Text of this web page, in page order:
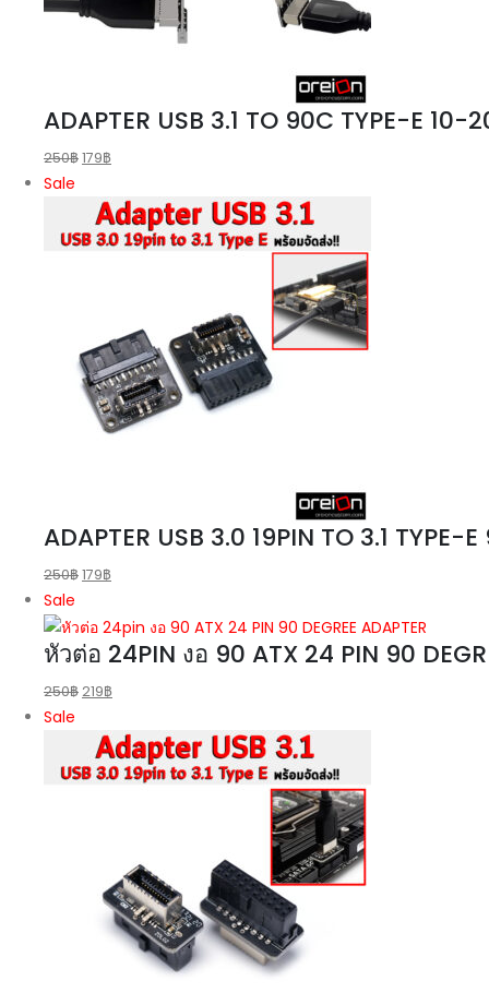
ADAPTER USB 3.1 TO 90C TYPE-E 10-
250฿179฿
Sale
ADAPTER USB 3.0 19PIN TO 3.1 TYPE-
250฿179฿
Sale
หัวต่อ 24PIN งอ 90 ATX 24 PIN 90
250฿219฿
Sale